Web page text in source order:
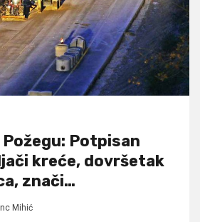
Potpisan
kreće, dovršetak
znači…
Mihić